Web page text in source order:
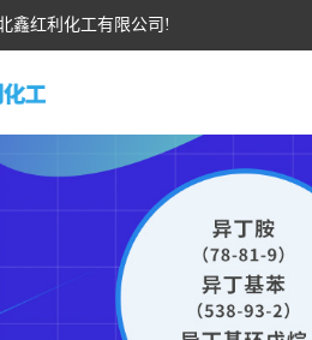
鑫红利化工有限公司!